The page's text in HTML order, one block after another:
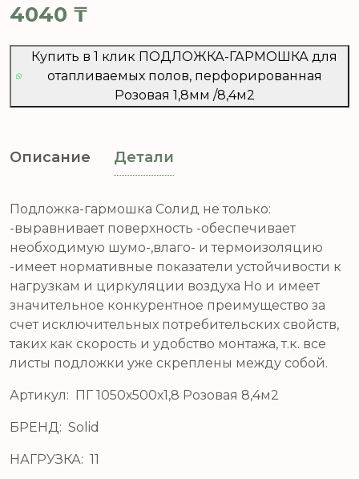
4040 ₸
Купить в 1 клик ПОДЛОЖКА-ГАРМОШКА для
отапливаемых полов, перфорированная
Розовая 1,8мм /8,4м2
Описание Детали
Подложка-гармошка Солид не только:
-выравнивает поверхность -обеспечивает
необходимую шумо-,влаго- и термоизоляцию
-имеет нормативные показатели устойчивости к
нагрузкам и циркуляции воздуха Но и имеет
значительное конкурентное преимущество за
счет исключительных потребительских свойств,
таких как скорость и удобство монтажа, т.к. все
листы подложки уже скреплены между собой.
Артикул: ПГ 1050х500х1,8 Розовая 8,4м2
БРЕНД: Solid
НАГРУЗКА: 11